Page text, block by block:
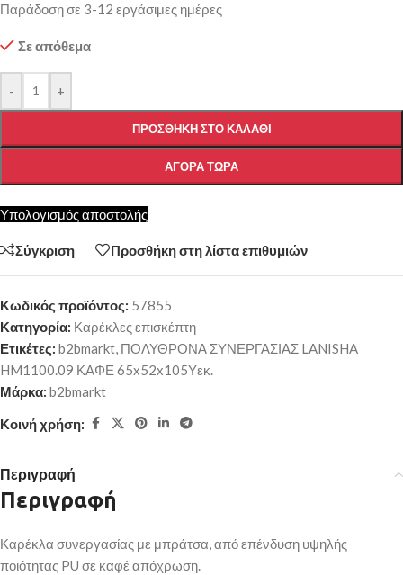
Παράδοση σε 3-12 εργάσιμες ημέρες
Σε απόθεμα
- +
ΠΡΟΣΘΉΚΗ ΣΤΟ ΚΑΛΆΘΙ
ΑΓΟΡΆ ΤΏΡΑ
Υπολογισμός αποστολής
Σύγκριση Προσθήκη στη λίστα επιθυμιών
Κωδικός προϊόντος: 57855
Κατηγορία: Καρέκλες επισκέπτη
Ετικέτες: b2bmarkt, ΠΟΛΥΘΡΟΝΑ ΣΥΝΕΡΓΑΣΙΑΣ LANISHA
HM1100.09 ΚΑΦΕ 65x52x105Υεκ.
Μάρκα: b2bmarkt
Κοινή χρήση:
Περιγραφή
Περιγραφή
Καρέκλα συνεργασίας με μπράτσα, από επένδυση υψηλής
ποιότητας PU σε καφέ απόχρωση.